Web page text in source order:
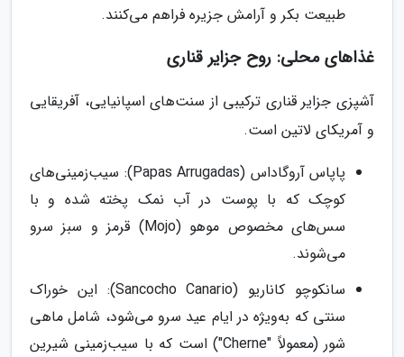
طبیعت بکر و آرامش جزیره فراهم می‌کنند.
غذاهای محلی: روح جزایر قناری
آشپزی جزایر قناری ترکیبی از سنت‌های اسپانیایی، آفریقایی
و آمریکای لاتین است.
پاپاس آروگاداس (Papas Arrugadas): سیب‌زمینی‌های
کوچک که با پوست در آب نمک پخته شده و با
سس‌های مخصوص موهو (Mojo) قرمز و سبز سرو
می‌شوند.
سانکوچو کاناریو (Sancocho Canario): این خوراک
سنتی که به‌ویژه در ایام عید سرو می‌شود، شامل ماهی
شور (معمولاً "Cherne") است که با سیب‌زمینی شیرین